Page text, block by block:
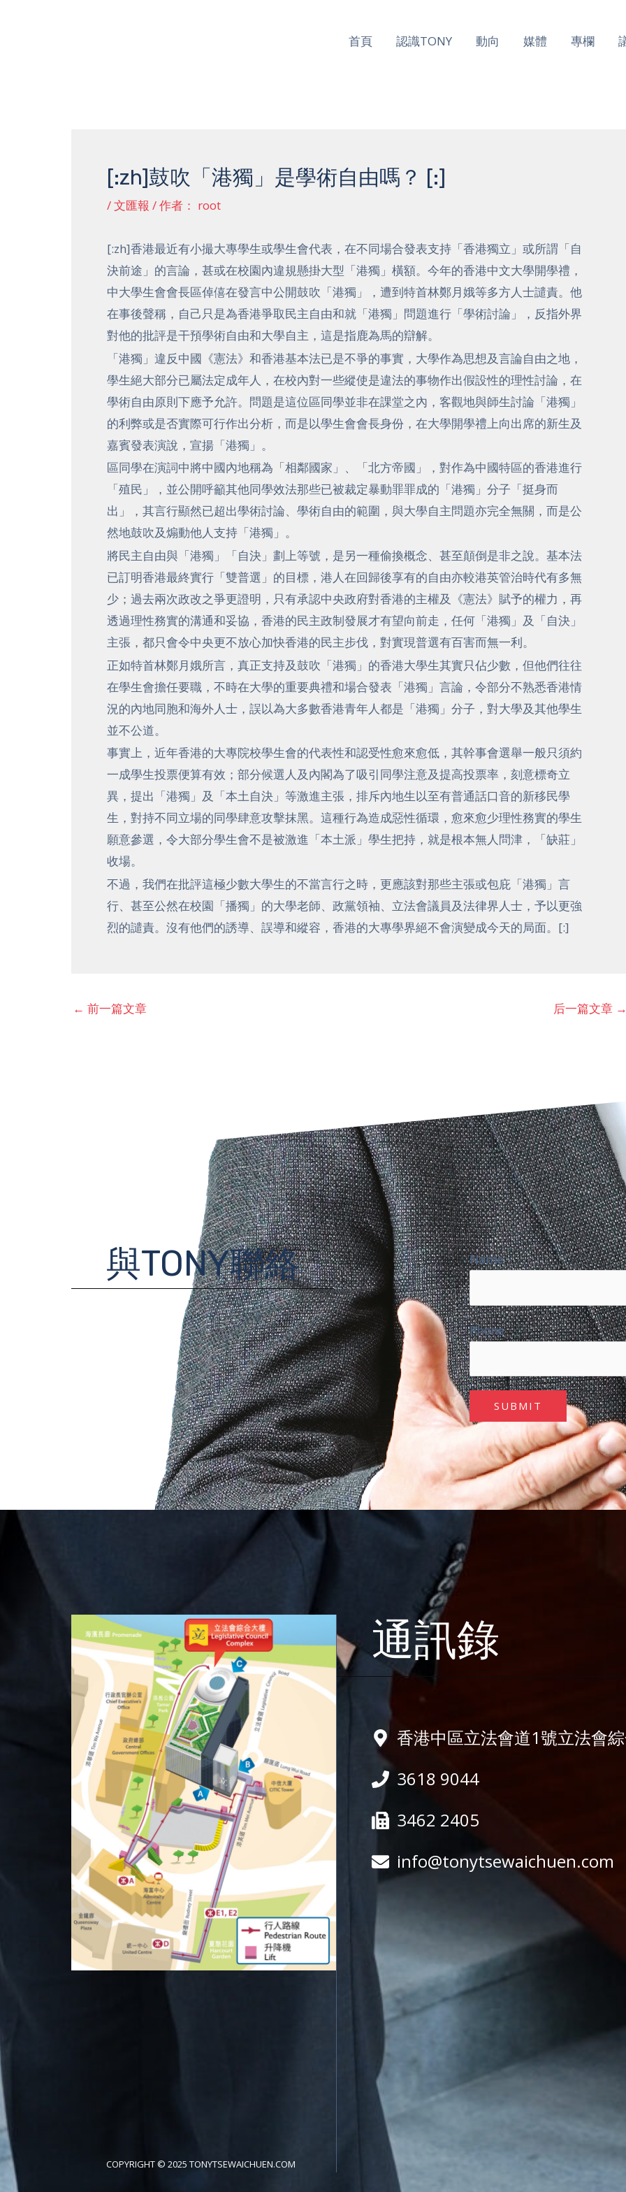
首頁 認識TONY 動向 媒體 專欄
[:zh]鼓吹「港獨」是學術自由嗎？ [:]
/文匯報 / 作者： root
[:zh]香港最近有小撮大專學生或學生會代表，在不同場合發表支持「香港獨立」或所謂「自
決前途」的言論，甚或在校園內違規懸掛大型「港獨」橫額。今年的香港中文大學開學禮，
中大學生會會長區倬僖在發言中公開鼓吹「港獨」，遭到特首林鄭月娥等多方人士譴責。他
在事後聲稱，自己只是為香港爭取民主自由和就「港獨」問題進行「學術討論」，反指外界
對他的批評是干預學術自由和大學自主，這是指鹿為馬的辯解。
「港獨」違反中國《憲法》和香港基本法已是不爭的事實，大學作為思想及言論自由之地，
學生絕大部分已屬法定成年人，在校內對一些縱使是違法的事物作出假設性的理性討論，在
學術自由原則下應予允許。問題是這位區同學並非在課堂之內，客觀地與師生討論「港獨」
的利弊或是否實際可行作出分析，而是以學生會會長身份，在大學開學禮上向出席的新生及
嘉賓發表演說，宣揚「港獨」。
區同學在演詞中將中國內地稱為「相鄰國家」、「北方帝國」，對作為中國特區的香港進行
「殖民」，並公開呼籲其他同學效法那些已被裁定暴動罪罪成的「港獨」分子「挺身而
出」，其言行顯然已超出學術討論、學術自由的範圍，與大學自主問題亦完全無關，而是公
然地鼓吹及煽動他人支持「港獨」。
將民主自由與「港獨」「自決」劃上等號，是另一種偷換概念、甚至顛倒是非之說。基本法
已訂明香港最終實行「雙普選」的目標，港人在回歸後享有的自由亦較港英管治時代有多無
少；過去兩次政改之爭更證明，只有承認中央政府對香港的主權及《憲法》賦予的權力，再
透過理性務實的溝通和妥協，香港的民主政制發展才有望向前走，任何「港獨」及「自決」
主張，都只會令中央更不放心加快香港的民主步伐，對實現普選有百害而無一利。
正如特首林鄭月娥所言，真正支持及鼓吹「港獨」的香港大學生其實只佔少數，但他們往往
在學生會擔任要職，不時在大學的重要典禮和場合發表「港獨」言論，令部分不熟悉香港情
況的內地同胞和海外人士，誤以為大多數香港青年人都是「港獨」分子，對大學及其他學生
並不公道。
事實上，近年香港的大專院校學生會的代表性和認受性愈來愈低，其幹事會選舉一般只須約
一成學生投票便算有效；部分候選人及內閣為了吸引同學注意及提高投票率，刻意標奇立
異，提出「港獨」及「本土自決」等激進主張，排斥內地生以至有普通話口音的新移民學
生，對持不同立場的同學肆意攻擊抹黑。這種行為造成惡性循環，愈來愈少理性務實的學生
願意參選，令大部分學生會不是被激進「本土派」學生把持，就是根本無人問津，「缺莊」
收場。
不過，我們在批評這極少數大學生的不當言行之時，更應該對那些主張或包庇「港獨」言
行、甚至公然在校園「播獨」的大學老師、政黨領袖、 立法會議員及法律界人士，予以更強
烈的譴責。沒有他們的誘導、誤導和縱容，香港的大專學界絕不會演變成今天的局面。[:]
← 前一篇文章 后一篇文章
與TONY聯絡 Name
Phone
SUBMIT
COPYRIGHT © 2025 TONYTSEWAICHUEN.COM
通訊錄
香港中區立法會道1號立法會
3618 9044
3462 2405
info@tonytsewaichuen.com